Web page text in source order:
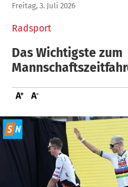
Radsport
Freitag, 3. Juli 2026
Das Wichtigste zum